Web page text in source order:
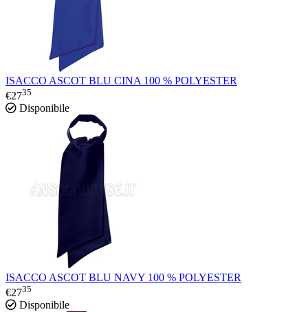
ISACCO ASCOT BLU CINA 100 % POLYESTER
€2735
Disponibile
ISACCO ASCOT BLU NAVY 100 % POLYESTER
€2735
Disponibile